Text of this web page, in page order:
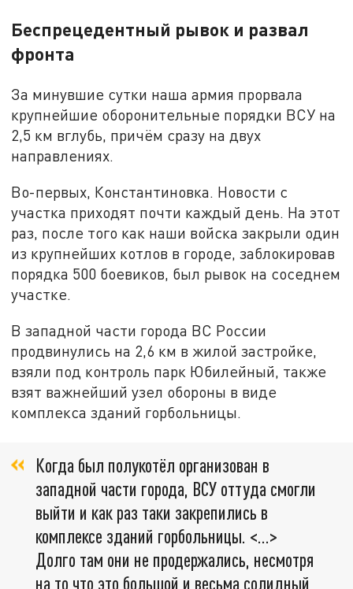
Беспрецедентный рывок и развал
фронта
За минувшие сутки наша армия прорвала
крупнейшие оборонительные порядки ВСУ на
2,5 км вглубь, причём сразу на двух
направлениях.
Во-первых, Константиновка. Новости с
участка приходят почти каждый день. На этот
раз, после того как наши войска закрыли один
из крупнейших котлов в городе, заблокировав
порядка 500 боевиков, был рывок на соседнем
участке.
В западной части города ВС России
продвинулись на 2,6 км в жилой застройке,
взяли под контроль парк Юбилейный, также
взят важнейший узел обороны в виде
комплекса зданий горбольницы.
Когда был полукотёл организован в
западной части города, ВСУ оттуда смогли
выйти и как раз таки закрепились в
комплексе зданий горбольницы. <…>
Долго там они не продержались, несмотря
на то что это большой и весьма солидный